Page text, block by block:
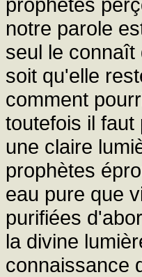
notre parole
seul le connaît
soit qu'elle
comment
toutefois il
une claire
prophètes
eau pure que
purifiées
la divine
connaissance